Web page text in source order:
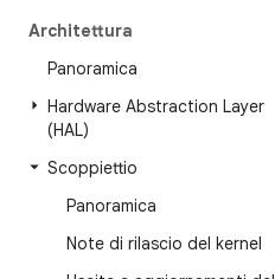
Architettura
Panoramica
Hardware Abstraction Layer
(HAL)
Scoppiettio
Panoramica
Note di rilascio del kernel